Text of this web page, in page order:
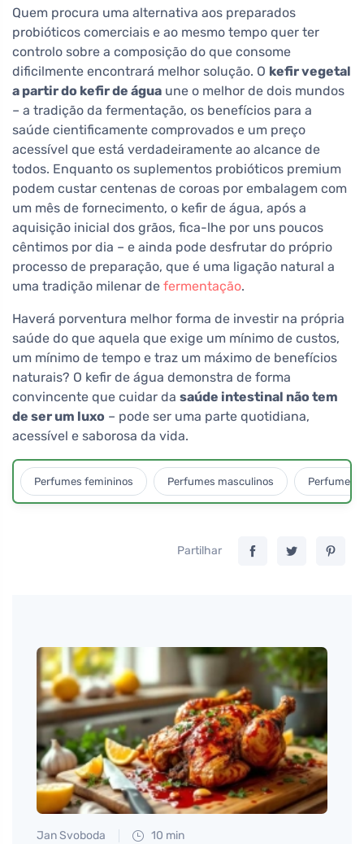
Quem procura uma alternativa aos preparados
probióticos comerciais e ao mesmo tempo quer ter
controlo sobre a composição do que consome
dificilmente encontrará melhor solução. O kefir vegetal
a partir do kefir de água une o melhor de dois mundos
– a tradição da fermentação, os benefícios para a
saúde cientificamente comprovados e um preço
acessível que está verdadeiramente ao alcance de
todos. Enquanto os suplementos probióticos premium
podem custar centenas de coroas por embalagem com
um mês de fornecimento, o kefir de água, após a
aquisição inicial dos grãos, fica-lhe por uns poucos
cêntimos por dia – e ainda pode desfrutar do próprio
processo de preparação, que é uma ligação natural a
uma tradição milenar de fermentação.
Haverá porventura melhor forma de investir na própria
saúde do que aquela que exige um mínimo de custos,
um mínimo de tempo e traz um máximo de benefícios
naturais? O kefir de água demonstra de forma
convincente que cuidar da saúde intestinal não tem
de ser um luxo – pode ser uma parte quotidiana,
acessível e saborosa da vida.
Perfumes femininos Perfumes masculinos Perfumes
Partilhar
Jan Svoboda 10 min